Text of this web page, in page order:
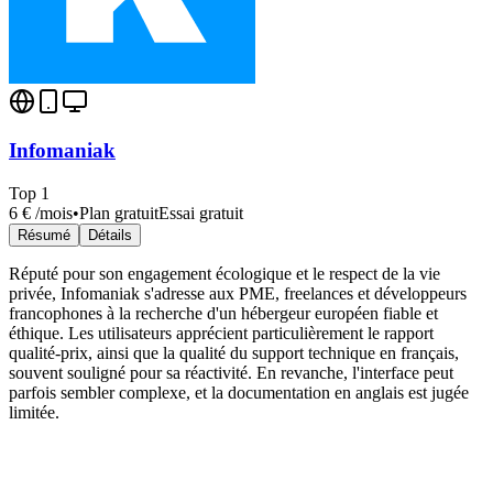
Infomaniak
Top 1
6 € /mois•Plan gratuitEssai gratuit
Résumé Détails
Réputé pour son engagement écologique et le respect de la vie
privée, Infomaniak s'adresse aux PME, freelances et développeurs
francophones à la recherche d'un hébergeur européen fiable et
éthique. Les utilisateurs apprécient particulièrement le rapport
qualité-prix, ainsi que la qualité du support technique en français,
souvent souligné pour sa réactivité. En revanche, l'interface peut
parfois sembler complexe, et la documentation en anglais est jugée
limitée.